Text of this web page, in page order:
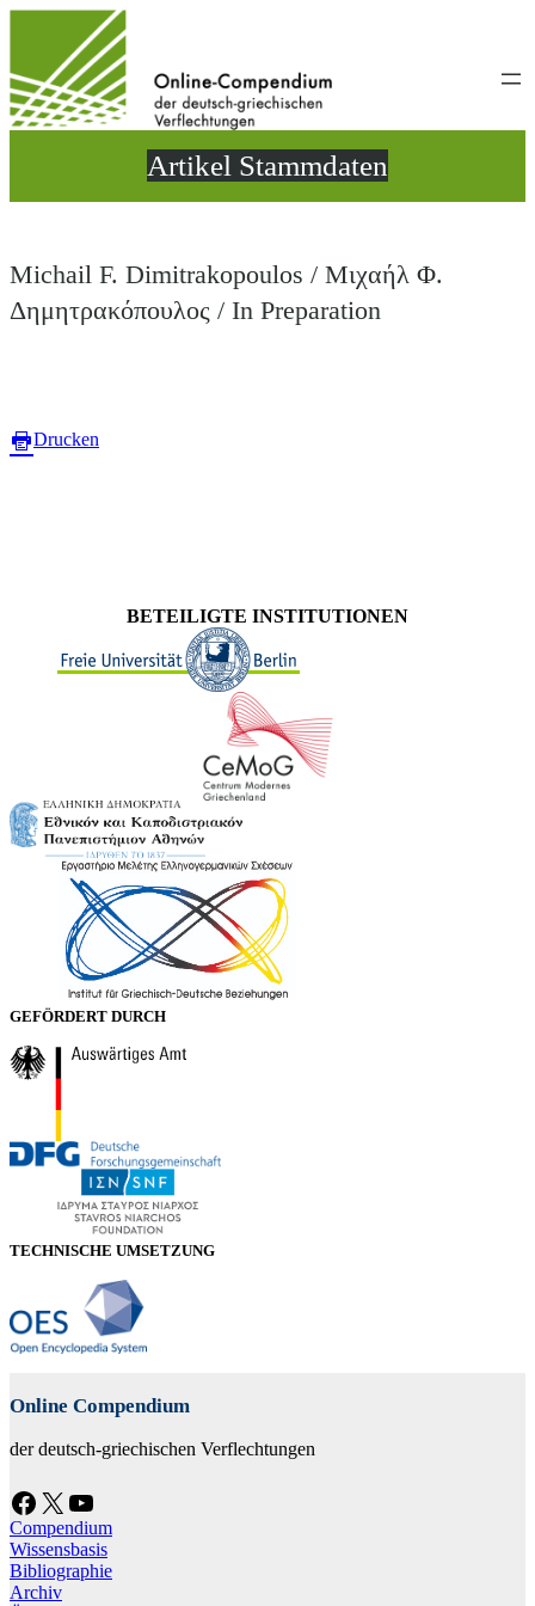
wechseln
Artikel Stammdaten
Michail F. Dimitrakopoulos / Μιχαήλ Φ.
Δημητρακόπουλος / In Preparation
Drucken
BETEILIGTE INSTITUTIONEN
GEFÖRDERT DURCH
TECHNISCHE UMSETZUNG
Online Compendium
der deutsch-griechischen Verflechtungen
Facebook X YouTube
Compendium
Wissensbasis
Bibliographie
Archiv